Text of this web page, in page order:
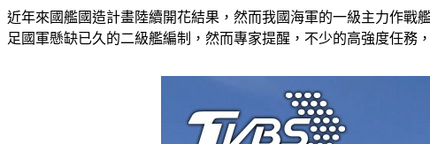
近年來國艦國造計畫陸續開花結果，然而我國海軍的一級主力作戰
足國軍懸缺已久的二級艦編制，然而專家提醒，不少的高強度任務